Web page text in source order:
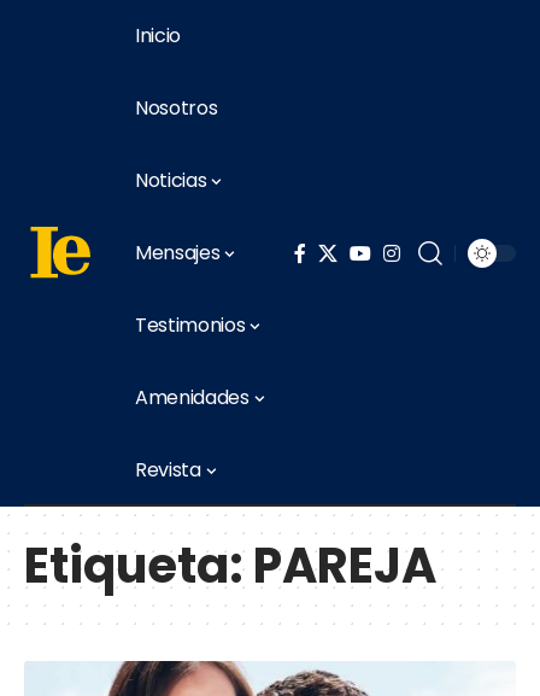
Inicio
Nosotros
Noticias
Mensajes
Testimonios
Amenidades
Revista
Etiqueta:PAREJA